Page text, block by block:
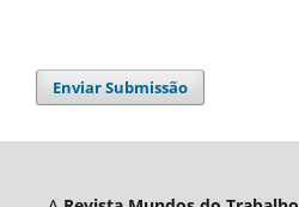
Enviar Submissão